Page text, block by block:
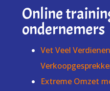
Online
ondernemers
Vet Veel
Extreme Omzet